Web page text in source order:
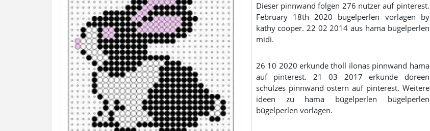
Dieser pinnwand folgen 276 nutzer auf pinterest.
February 18th 2020 bügelperlen vorlagen by
kathy cooper. 22 02 2014 aus hama bügelperlen
midi.
26 10 2020 erkunde tholl ilonas pinnwand hama
auf pinterest. 21 03 2017 erkunde doreen
schulzes pinnwand ostern auf pinterest. Weitere
ideen zu hama bügelperlen bügelperlen
bügelperlen vorlagen.